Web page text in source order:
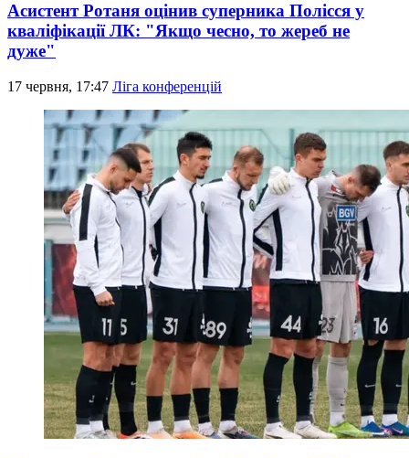
Асистент Ротаня оцінив суперника Полісся у
кваліфікації ЛК: "Якщо чесно, то жереб не
дуже"
17 червня, 17:47 Ліга конференцій